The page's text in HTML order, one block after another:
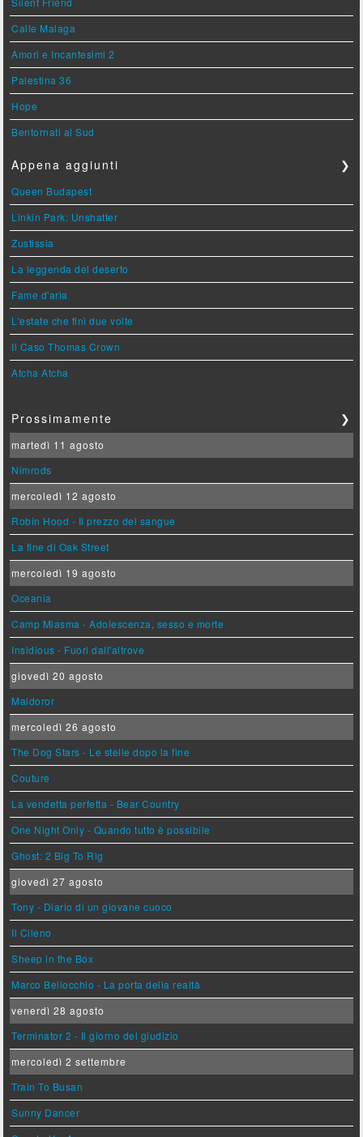
Calle Malaga
Amori e Incantesimi 2
Palestina 36
Hope
Bentornati al Sud
Appena aggiunti ❯
Queen Budapest
Linkin Park: Unshatter
Zustissia
La leggenda del deserto
Fame d'aria
L'estate che finì due volte
Il Caso Thomas Crown
Atcha Atcha
Prossimamente ❯
martedì 11 agosto
Nimrods
mercoledì 12 agosto
Robin Hood - Il prezzo del sangue
La fine di Oak Street
mercoledì 19 agosto
Oceania
Camp Miasma - Adolescenza, sesso e morte
Insidious - Fuori dall'altrove
giovedì 20 agosto
Maldoror
mercoledì 26 agosto
The Dog Stars - Le stelle dopo la fine
Couture
La vendetta perfetta - Bear Country
One Night Only - Quando tutto è possibile
Ghost: 2 Big To Rig
giovedì 27 agosto
Tony - Diario di un giovane cuoco
Il Cileno
Sheep in the Box
Marco Bellocchio - La porta della realtà
venerdì 28 agosto
Terminator 2 - Il giorno del giudizio
mercoledì 2 settembre
Train To Busan
Sunny Dancer